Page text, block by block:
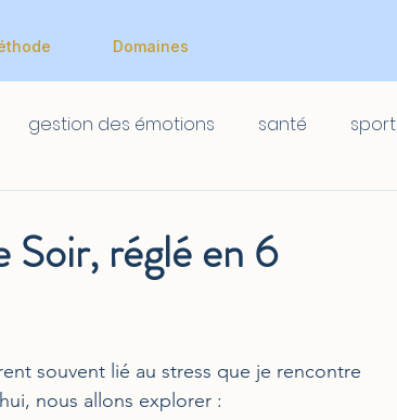
Domaines
gestion des émotions santé sport
Soir, réglé en 6
souvent lié au stress que je rencontre
nous allons explorer :